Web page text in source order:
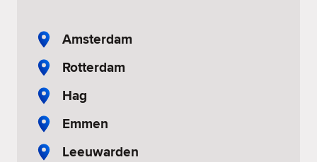
Amsterdam
Rotterdam
Hag
Emmen
Leeuwarden